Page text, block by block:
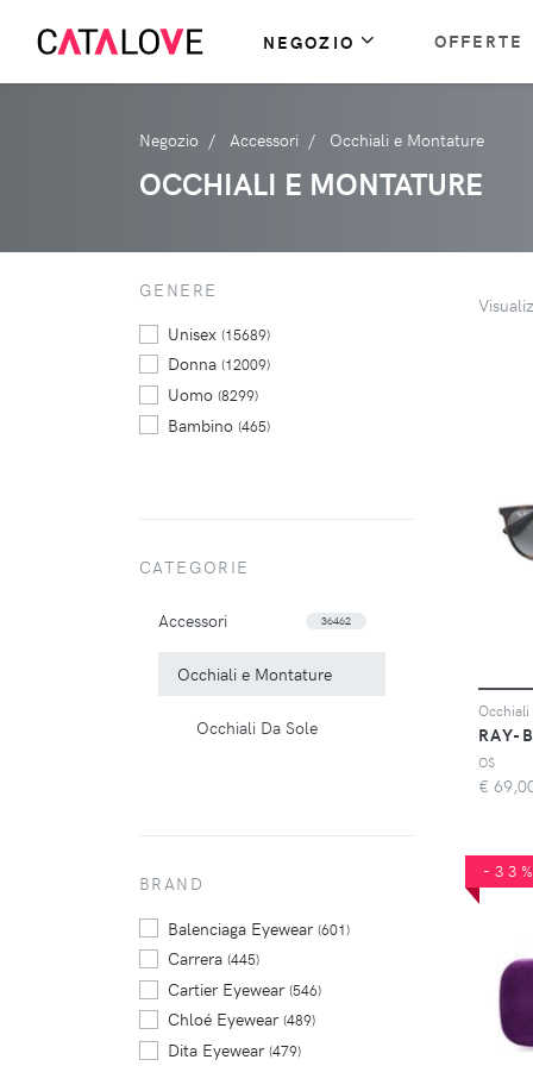
NEGOZIO OFFERTE
Negozio Accessori Occhiali e Montature
OCCHIALI E MONTATURE
Occhiali
RAY-
OS
€
-33%
GENERE
Unisex (15689)
Donna (12009)
Uomo (8299)
Bambino (465)
CATEGORIE
Accessori 36462
Occhiali e Montature
Occhiali Da Sole
BRAND
Balenciaga Eyewear(601)
Carrera (445)
Cartier Eyewear(546)
Chloé Eyewear(489)
Dita Eyewear(479)